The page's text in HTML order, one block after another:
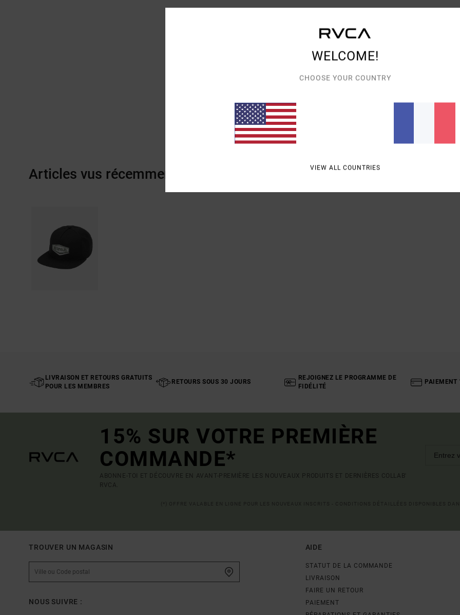
Articles vus récemment
LIVRAISON ET RETOURS GRATUITS
POUR LES MEMBRES
RETOURS SOUS 30 JOURS
REJOIGNEZ LE PROGRAMME DE
FIDÉLITÉ
PAIEMENT
15% SUR VOTRE PREMIÈRE
COMMANDE*
ABONNE-TOI ET DÉCOUVRE EN AVANT-PREMIÈRE LES NOUVEAUX PRODUITS ET DERNIÈRES COLLAB'
RVCA.
TROUVER UN MAGASIN
NOUS SUIVRE :
AIDE
STATUT DE LA COMMANDE
LIVRAISON
FAIRE UN RETOUR
PAIEMENT
WELCOME!
CHOOSE YOUR COUNTRY
VIEW ALL COUNTRIES